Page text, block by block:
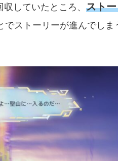
していたところ、 スト
でストーリーが進んでしま